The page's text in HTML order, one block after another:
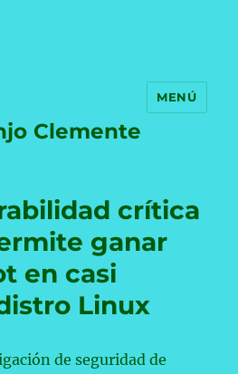
Clemente
MENÚ
crítica
ganar
en casi
Linux
de seguridad de